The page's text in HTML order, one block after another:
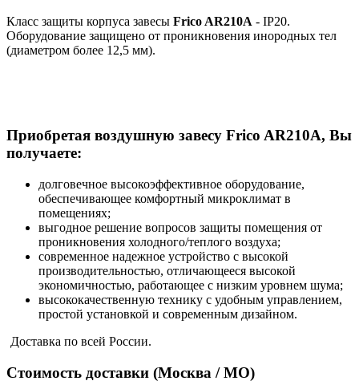
Класс защиты корпуса завесы Frico AR210A - IP20.
Оборудование защищено от проникновения инородных тел
(диаметром более 12,5 мм).
Приобретая воздушную завесу Frico AR210A, Вы
получаете:
долговечное высокоэффективное оборудование,
обеспечивающее комфортный микроклимат в
помещениях;
выгодное решение вопросов защиты помещения от
проникновения холодного/теплого воздуха;
современное надежное устройство с высокой
производительностью, отличающееся высокой
экономичностью, работающее с низким уровнем шума;
высококачественную технику с удобным управлением,
простой установкой и современным дизайном.
Доставка по всей России.
Стоимость доставки (Москва / МО)